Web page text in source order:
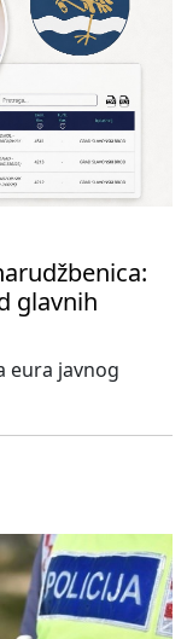
glavnih
eura javnog